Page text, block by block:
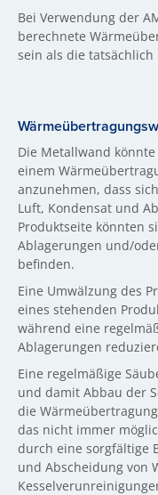
Bei Verwendung der
berechnete
sein als die tatsächlich
Die Metallwand
einem
anzunehmen, dass
Luft, Kondensat und
Produktseite könnten
Ablagerungen und/
befinden.
Eine Umwälzung des
eines stehenden
während eine
Ablagerungen
Eine regelmäßige
und damit Abbau der
die
das nicht immer
durch eine sorgfältige
und Abscheidung von